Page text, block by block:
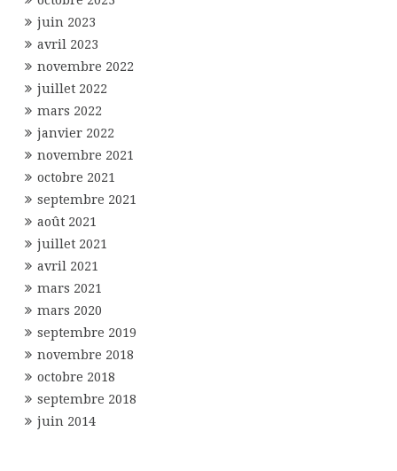
juin 2023
avril 2023
novembre 2022
juillet 2022
mars 2022
janvier 2022
novembre 2021
octobre 2021
septembre 2021
août 2021
juillet 2021
avril 2021
mars 2021
mars 2020
septembre 2019
novembre 2018
octobre 2018
septembre 2018
juin 2014